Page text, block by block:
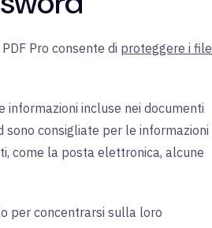
Pro consente di proteggere i file
informazioni incluse nei documenti
sono consigliate per le informazioni
come la posta elettronica, alcune
per concentrarsi sulla loro